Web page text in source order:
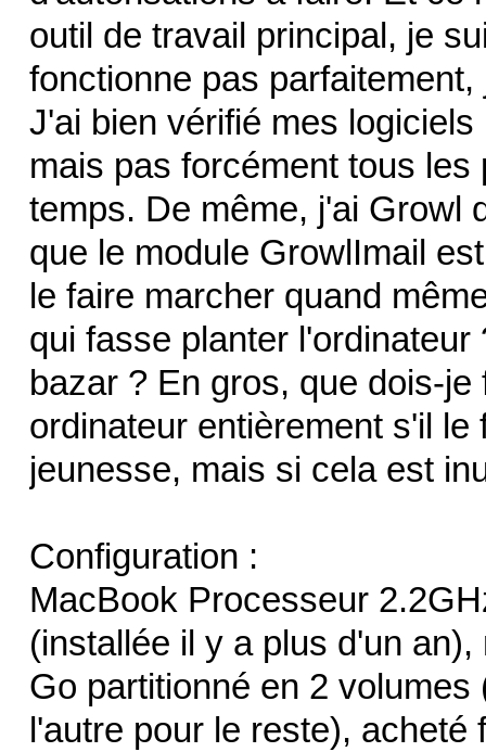
outil de travail principal, je
fonctionne pas
J'ai bien vérifié mes
mais pas forcément tous
temps. De même, j'ai Growl
que le module GrowlImail
le faire marcher quand
qui fasse planter
bazar ? En gros, que dois-
ordinateur entièrement s'il
jeunesse, mais si cela est
Configuration :
MacBook Processeur
(installée il y a plus d'un
Go partitionné en 2
l'autre pour le reste), acheté